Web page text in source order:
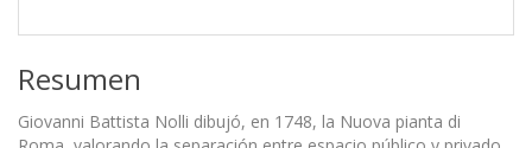
Resumen
Giovanni Battista Nolli dibujó, en 1748, la Nuova pianta di